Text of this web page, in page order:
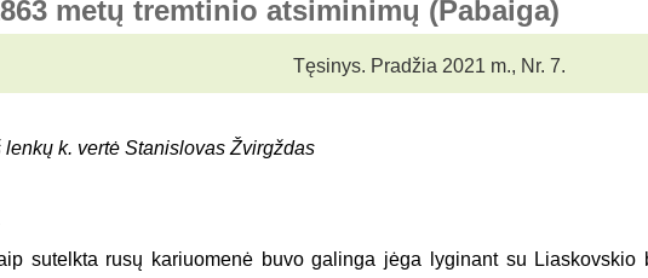
metų tremtinio atsiminimų (Pabaiga)
Tęsinys. Pradžia 2021 m., Nr. 7.
lenkų k. vertė Stanislovas Žvirgždas
sutelkta rusų kariuomenė buvo galinga jėga lyginant su Liaskovskio